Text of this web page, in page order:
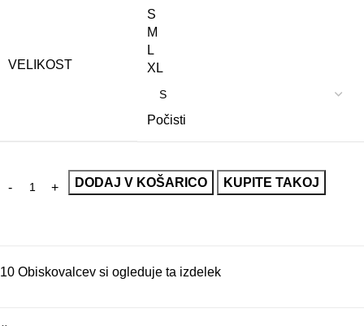
VELIKOST
S
M
L
XL
Počisti
DODAJ V KOŠARICO KUPITE TAKOJ
10 Obiskovalcev si ogleduje ta izdelek